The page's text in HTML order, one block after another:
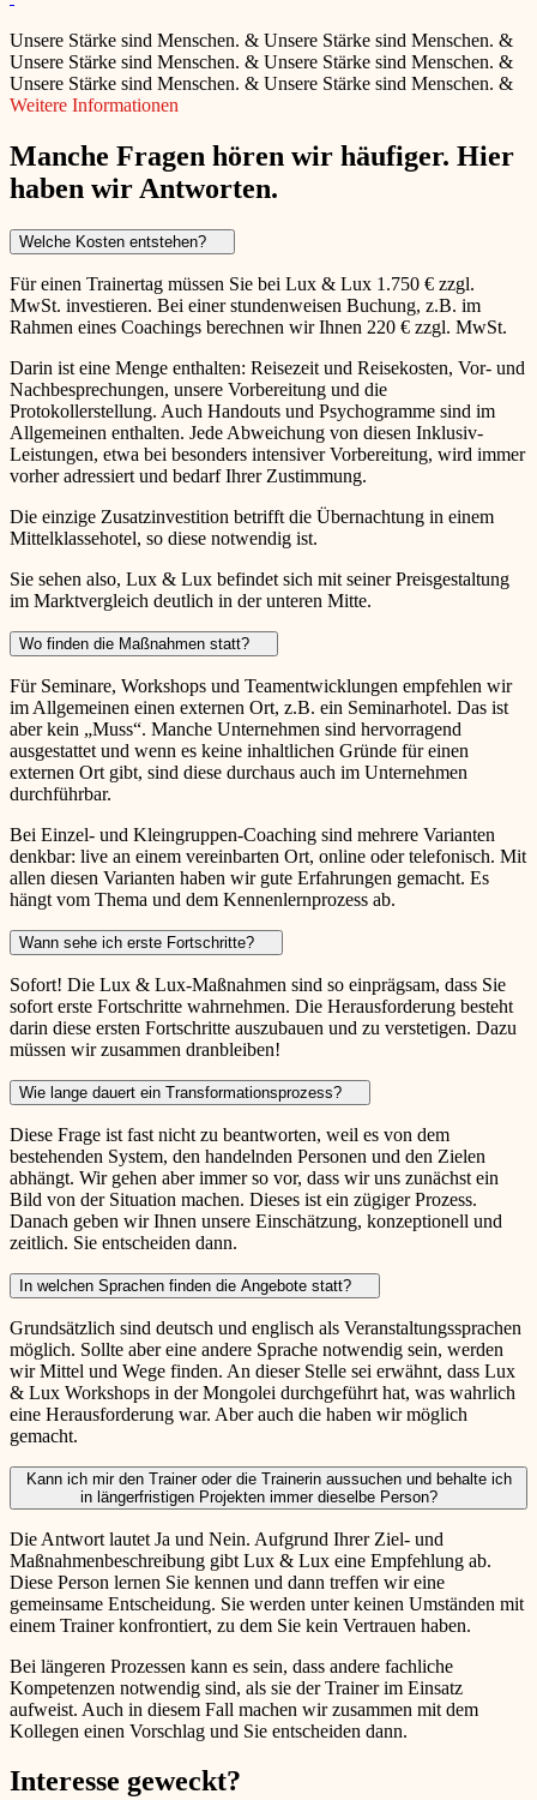
Unsere Stärke sind Menschen. & Unsere Stärke sind Menschen. &
Unsere Stärke sind Menschen. & Unsere Stärke sind Menschen. &
Unsere Stärke sind Menschen. & Unsere Stärke sind Menschen. &
Weitere Informationen
Manche Fragen hören wir häufiger. Hier
haben wir Antworten.
Welche Kosten entstehen?
Für einen Trainertag müssen Sie bei Lux & Lux 1.750 € zzgl.
MwSt. investieren. Bei einer stundenweisen Buchung, z.B. im
Rahmen eines Coachings berechnen wir Ihnen 220 € zzgl. MwSt.
Darin ist eine Menge enthalten: Reisezeit und Reisekosten, Vor- und
Nachbesprechungen, unsere Vorbereitung und die
Protokollerstellung. Auch Handouts und Psychogramme sind im
Allgemeinen enthalten. Jede Abweichung von diesen Inklusiv-
Leistungen, etwa bei besonders intensiver Vorbereitung, wird immer
vorher adressiert und bedarf Ihrer Zustimmung.
Die einzige Zusatzinvestition betrifft die Übernachtung in einem
Mittelklassehotel, so diese notwendig ist.
Sie sehen also, Lux & Lux befindet sich mit seiner Preisgestaltung
im Marktvergleich deutlich in der unteren Mitte.
Wo finden die Maßnahmen statt?
Für Seminare, Workshops und Teamentwicklungen empfehlen wir
im Allgemeinen einen externen Ort, z.B. ein Seminarhotel. Das ist
aber kein „Muss“. Manche Unternehmen sind hervorragend
ausgestattet und wenn es keine inhaltlichen Gründe für einen
externen Ort gibt, sind diese durchaus auch im Unternehmen
durchführbar.
Bei Einzel- und Kleingruppen-Coaching sind mehrere Varianten
denkbar: live an einem vereinbarten Ort, online oder telefonisch. Mit
allen diesen Varianten haben wir gute Erfahrungen gemacht. Es
hängt vom Thema und dem Kennenlernprozess ab.
Wann sehe ich erste Fortschritte?
Sofort! Die Lux & Lux-Maßnahmen sind so einprägsam, dass Sie
sofort erste Fortschritte wahrnehmen. Die Herausforderung besteht
darin diese ersten Fortschritte auszubauen und zu verstetigen. Dazu
müssen wir zusammen dranbleiben!
Wie lange dauert ein Transformationsprozess?
Diese Frage ist fast nicht zu beantworten, weil es von dem
bestehenden System, den handelnden Personen und den Zielen
abhängt. Wir gehen aber immer so vor, dass wir uns zunächst ein
Bild von der Situation machen. Dieses ist ein zügiger Prozess.
Danach geben wir Ihnen unsere Einschätzung, konzeptionell und
zeitlich. Sie entscheiden dann.
In welchen Sprachen finden die Angebote statt?
Grundsätzlich sind deutsch und englisch als Veranstaltungssprachen
möglich. Sollte aber eine andere Sprache notwendig sein, werden
wir Mittel und Wege finden. An dieser Stelle sei erwähnt, dass Lux
& Lux Workshops in der Mongolei durchgeführt hat, was wahrlich
eine Herausforderung war. Aber auch die haben wir möglich
gemacht.
Kann ich mir den Trainer oder die Trainerin aussuchen und behalte ich
in längerfristigen Projekten immer dieselbe Person?
Die Antwort lautet Ja und Nein. Aufgrund Ihrer Ziel- und
Maßnahmenbeschreibung gibt Lux & Lux eine Empfehlung ab.
Diese Person lernen Sie kennen und dann treffen wir eine
gemeinsame Entscheidung. Sie werden unter keinen Umständen mit
einem Trainer konfrontiert, zu dem Sie kein Vertrauen haben.
Bei längeren Prozessen kann es sein, dass andere fachliche
Kompetenzen notwendig sind, als sie der Trainer im Einsatz
aufweist. Auch in diesem Fall machen wir zusammen mit dem
Kollegen einen Vorschlag und Sie entscheiden dann.
Interesse geweckt?